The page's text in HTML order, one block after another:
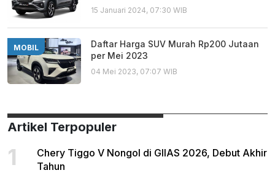
15 Januari 2024, 07:30 WIB
MOBIL
Daftar Harga SUV Murah Rp200 Jutaan
per Mei 2023
04 Mei 2023, 07:07 WIB
Artikel Terpopuler
1
Chery Tiggo V Nongol di GIIAS 2026, Debut Akhir
Tahun